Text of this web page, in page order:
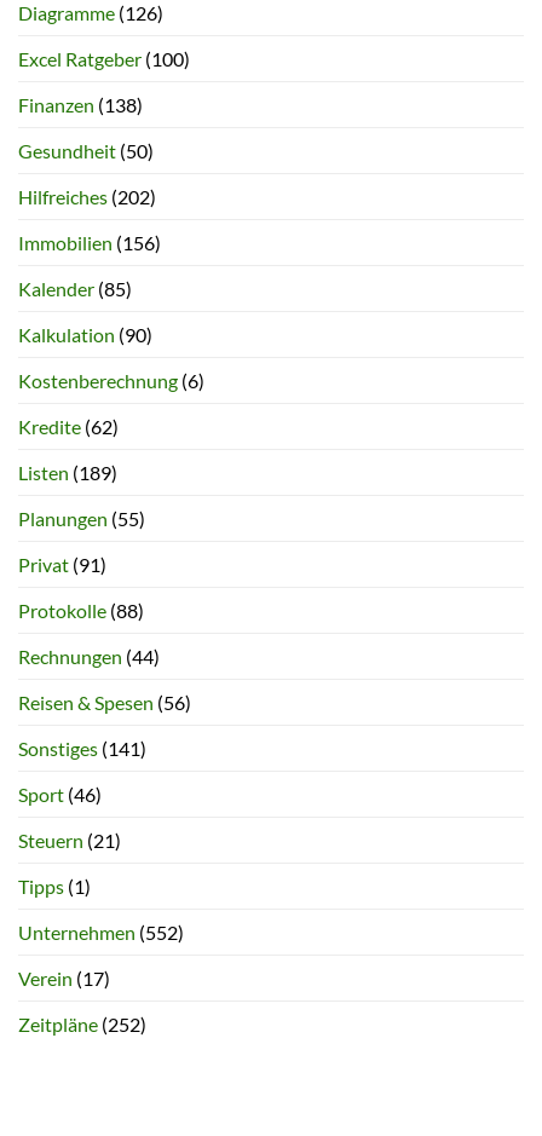
Diagramme (126)
Excel Ratgeber (100)
Finanzen (138)
Gesundheit (50)
Hilfreiches (202)
Immobilien (156)
Kalender (85)
Kalkulation (90)
Kostenberechnung (6)
Kredite (62)
Listen (189)
Planungen (55)
Privat (91)
Protokolle (88)
Rechnungen (44)
Reisen & Spesen (56)
Sonstiges (141)
Sport (46)
Steuern (21)
Tipps (1)
Unternehmen (552)
Verein (17)
Zeitpläne (252)